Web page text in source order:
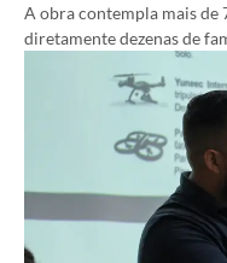
A obra contempla mais de
diretamente dezenas de